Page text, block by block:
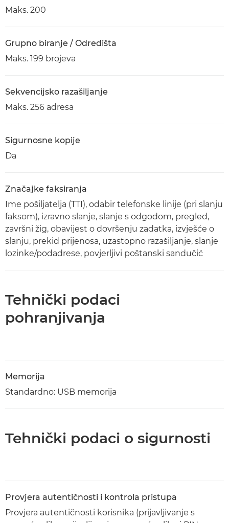
Maks. 200
Grupno biranje / Odredišta
Maks. 199 brojeva
Sekvencijsko razašiljanje
Maks. 256 adresa
Sigurnosne kopije
Da
Značajke faksiranja
Ime pošiljatelja (TTI), odabir telefonske linije (pri slanju
faksom), izravno slanje, slanje s odgodom, pregled,
završni žig, obavijest o dovršenju zadatka, izvješće o
slanju, prekid prijenosa, uzastopno razašiljanje, slanje
lozinke/podadrese, povjerljivi poštanski sandučić
Tehnički podaci
pohranjivanja
Memorija
Standardno: USB memorija
Tehnički podaci o sigurnosti
Provjera autentičnosti i kontrola pristupa
Provjera autentičnosti korisnika (prijavljivanje s